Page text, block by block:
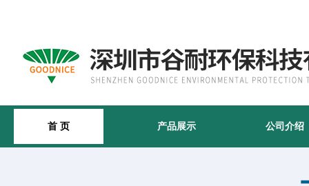
首 页 产品展示 公司介绍